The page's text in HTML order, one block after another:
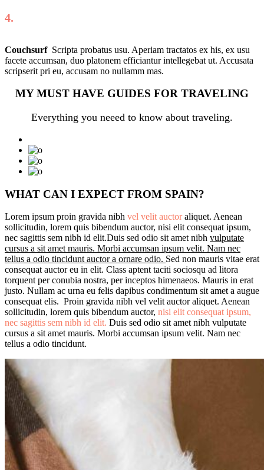
4.
Couchsurf Scripta probatus usu. Aperiam tractatos ex his, ex usu
facete accumsan, duo platonem efficiantur intellegebat ut. Accusata
scripserit pri eu, accusam no nullamm mas.
MY MUST HAVE GUIDES FOR TRAVELING
Everything you neeed to know about traveling.
WHAT CAN I EXPECT FROM SPAIN?
Lorem ipsum proin gravida nibh vel velit auctoraliquet. Aenean
sollicitudin, lorem quis bibendum auctor, nisi elit consequat ipsum,
nec sagittis sem nibh id elit.Duis sed odio sit amet nibh vulputate
cursus a sit amet mauris. Morbi accumsan ipsum velit. Nam nec
tellus a odio tincidunt auctor a ornare odio. Sed non mauris vitae erat
consequat auctor eu in elit. Class aptent taciti sociosqu ad litora
torquent per conubia nostra, per inceptos himenaeos. Mauris in erat
justo. Nullam ac urna eu felis dapibus condimentum sit amet a augue
consequat elis. Proin gravida nibh vel velit auctor aliquet. Aenean
sollicitudin, lorem quis bibendum auctor, nisi elit consequat ipsum,
nec sagittis sem nibh id elit. Duis sed odio sit amet nibh vulputate
cursus a sit amet mauris. Morbi accumsan ipsum velit. Nam nec
tellus a odio tincidunt.